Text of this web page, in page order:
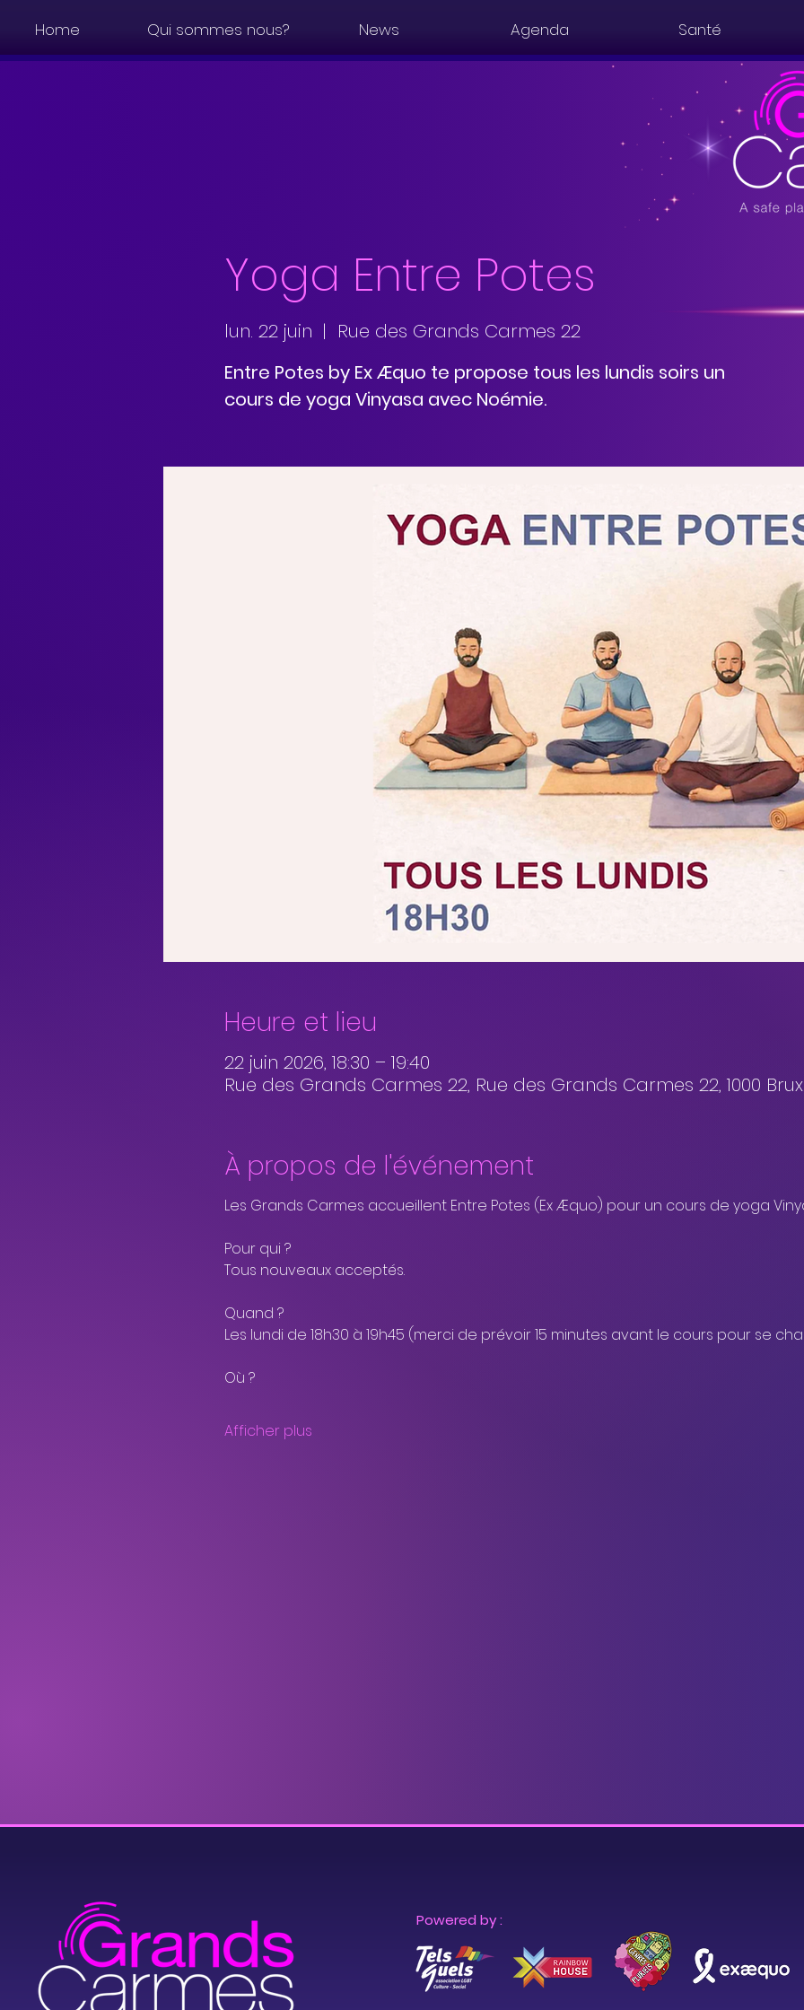
Home Qui sommes nous? News Agenda Santé
Yoga Entre Potes
lun. 22 juin
  |
Rue des Grands Carmes 22
Entre Potes by Ex Æquo te propose tous les lundis soirs un
cours de yoga Vinyasa avec Noémie.
Heure et lieu
22 juin 2026, 18:30 – 19:40
Rue des Grands Carmes 22, Rue des Grands Carmes 22, 1000
À propos de l'événement
Les Grands Carmes accueillent Entre Potes (Ex Æquo) pour un cours de yoga
Pour qui ?
Tous nouveaux acceptés.
Quand ?
Les lundi de 18h30 à 19h45 (merci de prévoir 15 minutes avant le cours pour se
Où ?
Afficher plus
Powered by :